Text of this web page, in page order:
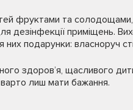
фруктами та солодощами,
дезінфекції приміщень.
подарунки: власноруч
здоров’я, щасливого
лиш мати бажання.